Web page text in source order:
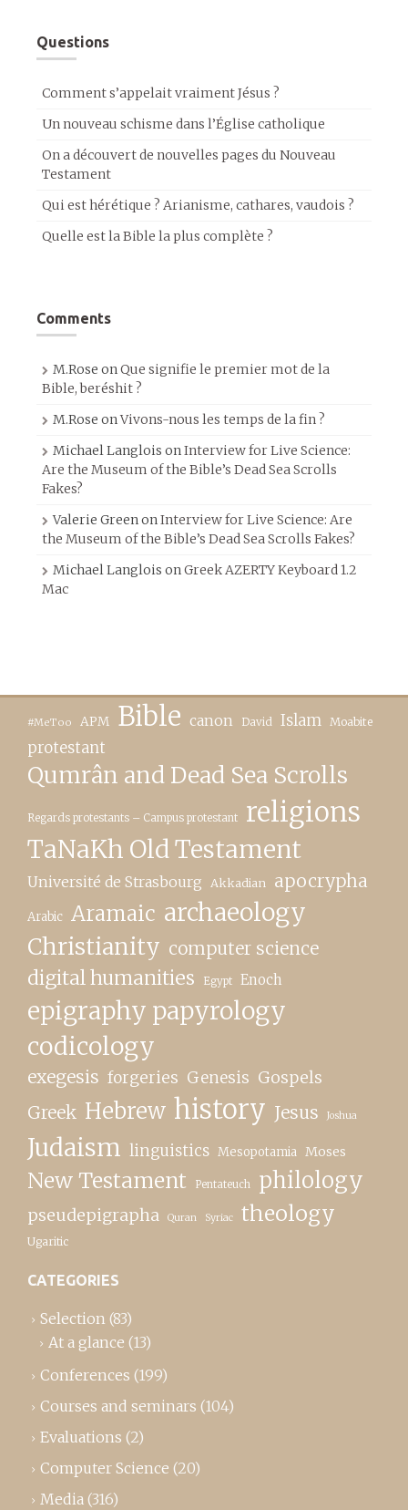
Questions
Comment s’appelait vraiment Jésus ?
Un nouveau schisme dans l’Église catholique
On a découvert de nouvelles pages du Nouveau
Testament
Qui est hérétique ? Arianisme, cathares, vaudois ?
Quelle est la Bible la plus complète ?
Comments
M.Rose onQue signifie le premier mot de la
Bible, beréshit ?
M.Rose onVivons-nous les temps de la fin ?
Michael Langlois onInterview for Live Science:
Are the Museum of the Bible’s Dead Sea Scrolls
Fakes?
Valerie GreenonInterview for Live Science: Are
the Museum of the Bible’s Dead Sea Scrolls Fakes?
Michael Langlois onGreek AZERTY Keyboard 1.2
Mac
#MeToo APM Bible canon David Islam Moabite
protestant
Qumrân and Dead Sea Scrolls
Regards protestants – Campus protestant religions
TaNaKh Old Testament
Université de Strasbourg Akkadian apocrypha
Arabic Aramaic archaeology
Christianity computer science
digital humanities Egypt Enoch
epigraphy papyrology
codicology
exegesis forgeries Genesis Gospels
Greek Hebrew history Jesus Joshua
Judaism linguistics Mesopotamia Moses
New Testament Pentateuch philology
pseudepigrapha Quran Syriac theology
Ugaritic
CATEGORIES
Selection (83)
At a glance (13)
Conferences (199)
Courses and seminars (104)
Evaluations (2)
Computer Science (20)
Media (316)